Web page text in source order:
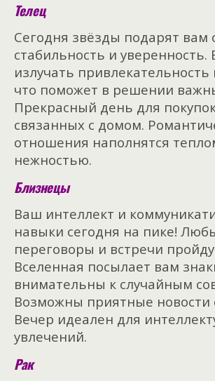
Телец
Сегодня звёзды подарят вам
стабильность и уверенность.
излучать привлекательность
что поможет в решении
Прекрасный день для
связанных с домом.
отношения наполнятся
нежностью.
Близнецы
Ваш интеллект и
навыки сегодня на пике!
переговоры и встречи
Вселенная посылает вам
внимательны к случайным
Возможны приятные новости
Вечер идеален для
увлечений.
Рак